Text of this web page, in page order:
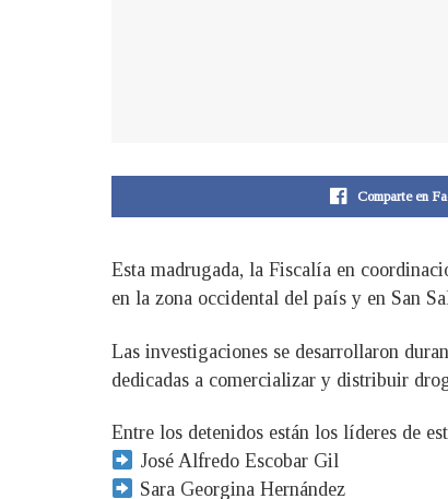
Comparte en
Esta madrugada, la Fiscalía en
en la zona occidental del país y en San
Las investigaciones se desarrollaron
dedicadas a comercializar y distribuir
Entre los detenidos están los líderes de
José Alfredo Escobar Gil
Sara Georgina Hernández